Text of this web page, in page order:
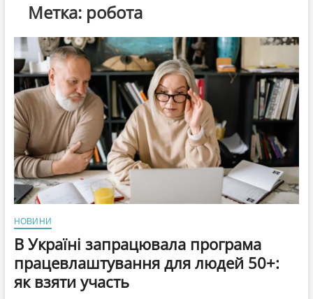
Метка: робота
НОВИНИ
В Україні запрацювала програма
працевлаштування для людей 50+:
як взяти участь